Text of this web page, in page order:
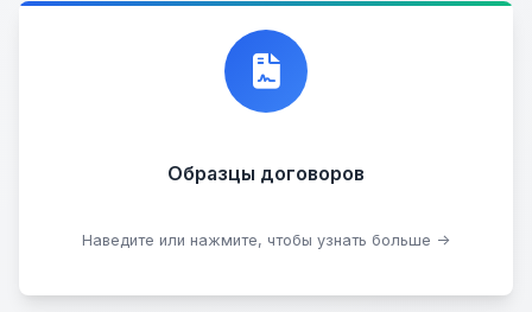
Образцы договоров
Наведите или нажмите, чтобы узнать больше →
Договор купли-продажи
Скачать образцы